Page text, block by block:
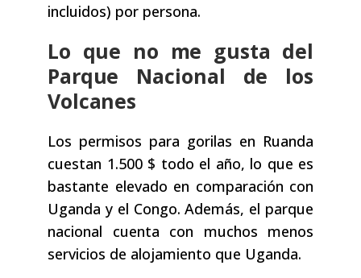
incluidos) por persona.
Lo que no me gusta del
Parque Nacional de los
Volcanes
Los permisos para gorilas en Ruanda
cuestan 1.500 $ todo el año, lo que es
bastante elevado en comparación con
Uganda y el Congo. Además, el parque
nacional cuenta con muchos menos
servicios de alojamiento que Uganda.